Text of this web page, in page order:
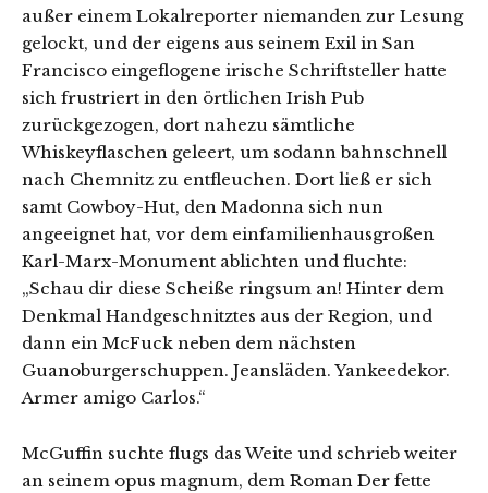
außer einem Lokalreporter niemanden zur Lesung
gelockt, und der eigens aus seinem Exil in San
Francisco eingeflogene irische Schriftsteller hatte
sich frustriert in den örtlichen Irish Pub
zurückgezogen, dort nahezu sämtliche
Whiskeyflaschen geleert, um sodann bahnschnell
nach Chemnitz zu entfleuchen. Dort ließ er sich
samt Cowboy-Hut, den Madonna sich nun
angeeignet hat, vor dem einfamilienhausgroßen
Karl-Marx-Monument ablichten und fluchte:
„Schau dir diese Scheiße ringsum an! Hinter dem
Denkmal Handgeschnitztes aus der Region, und
dann ein McFuck neben dem nächsten
Guanoburgerschuppen. Jeansläden. Yankeedekor.
Armer amigo Carlos.“
McGuffin suchte flugs das Weite und schrieb weiter
an seinem opus magnum, dem Roman Der fette